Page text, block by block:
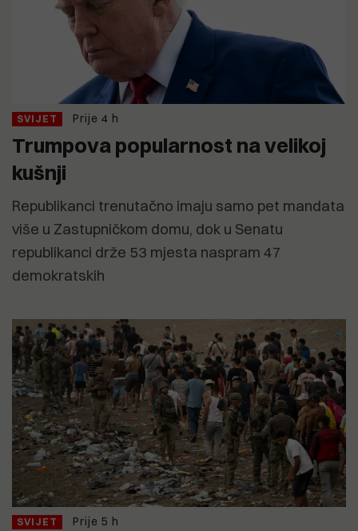
SVIJET Prije 4 h
Trumpova popularnost na velikoj
kušnji
Republikanci trenutačno imaju samo pet mandata
više u Zastupničkom domu, dok u Senatu
republikanci drže 53 mjesta naspram 47
demokratskih
SVIJET Prije 5 h